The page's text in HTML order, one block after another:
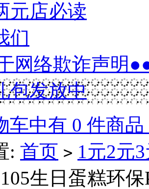
元店必读
们
网络欺诈声明
包发放中
车中有 0 件商
: 首页 > 1元2元
生日蛋糕环